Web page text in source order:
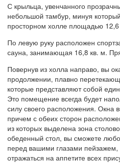
С крыльца, увенчанного
небольшой тамбур, минуя
просторном холле площадью 12,6
По левую руку расположен
сауна, занимающая 16,8 кв. м.
Повернув из холла направо, вы
продолжении, плавно
которые представляют собой
Это помещение всегда будет
силу своего расположения. Окна
причем с обеих сторон
из которых выделена зона
обеденный стол, вы сможете
перед вашими глазами пейзажем,
отражаться на аппетите всех